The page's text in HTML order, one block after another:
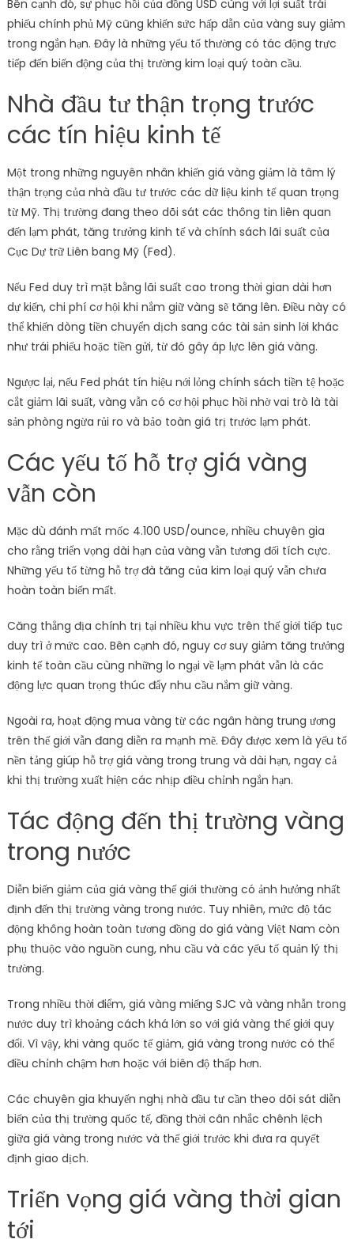
Bên cạnh đó, sự phục hồi của đồng USD cùng với lợi suất trái
phiếu chính phủ Mỹ cũng khiến sức hấp dẫn của vàng suy giảm
trong ngắn hạn. Đây là những yếu tố thường có tác động trực
tiếp đến biến động của thị trường kim loại quý toàn cầu.
Nhà đầu tư thận trọng trước
các tín hiệu kinh tế
Một trong những nguyên nhân khiến giá vàng giảm là tâm lý
thận trọng của nhà đầu tư trước các dữ liệu kinh tế quan trọng
từ Mỹ. Thị trường đang theo dõi sát các thông tin liên quan
đến lạm phát, tăng trưởng kinh tế và chính sách lãi suất của
Cục Dự trữ Liên bang Mỹ (Fed).
Nếu Fed duy trì mặt bằng lãi suất cao trong thời gian dài hơn
dự kiến, chi phí cơ hội khi nắm giữ vàng sẽ tăng lên. Điều này có
thể khiến dòng tiền chuyển dịch sang các tài sản sinh lời khác
như trái phiếu hoặc tiền gửi, từ đó gây áp lực lên giá vàng.
Ngược lại, nếu Fed phát tín hiệu nới lỏng chính sách tiền tệ hoặc
cắt giảm lãi suất, vàng vẫn có cơ hội phục hồi nhờ vai trò là tài
sản phòng ngừa rủi ro và bảo toàn giá trị trước lạm phát.
Các yếu tố hỗ trợ giá vàng
vẫn còn
Mặc dù đánh mất mốc 4.100 USD/ounce, nhiều chuyên gia
cho rằng triển vọng dài hạn của vàng vẫn tương đối tích cực.
Những yếu tố từng hỗ trợ đà tăng của kim loại quý vẫn chưa
hoàn toàn biến mất.
Căng thẳng địa chính trị tại nhiều khu vực trên thế giới tiếp tục
duy trì ở mức cao. Bên cạnh đó, nguy cơ suy giảm tăng trưởng
kinh tế toàn cầu cùng những lo ngại về lạm phát vẫn là các
động lực quan trọng thúc đẩy nhu cầu nắm giữ vàng.
Ngoài ra, hoạt động mua vàng từ các ngân hàng trung ương
trên thế giới vẫn đang diễn ra mạnh mẽ. Đây được xem là yếu tố
nền tảng giúp hỗ trợ giá vàng trong trung và dài hạn, ngay cả
khi thị trường xuất hiện các nhịp điều chỉnh ngắn hạn.
Tác động đến thị trường vàng
trong nước
Diễn biến giảm của giá vàng thế giới thường có ảnh hưởng nhất
định đến thị trường vàng trong nước. Tuy nhiên, mức độ tác
động không hoàn toàn tương đồng do giá vàng Việt Nam còn
phụ thuộc vào nguồn cung, nhu cầu và các yếu tố quản lý thị
trường.
Trong nhiều thời điểm, giá vàng miếng SJC và vàng nhẫn trong
nước duy trì khoảng cách khá lớn so với giá vàng thế giới quy
đổi. Vì vậy, khi vàng quốc tế giảm, giá vàng trong nước có thể
điều chỉnh chậm hơn hoặc với biên độ thấp hơn.
Các chuyên gia khuyến nghị nhà đầu tư cần theo dõi sát diễn
biến của thị trường quốc tế, đồng thời cân nhắc chênh lệch
giữa giá vàng trong nước và thế giới trước khi đưa ra quyết
định giao dịch.
Triển vọng giá vàng thời gian
tới